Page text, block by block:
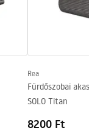
65mm
Rea
Fürdőszobai
SOLO Titan
8200 Ft